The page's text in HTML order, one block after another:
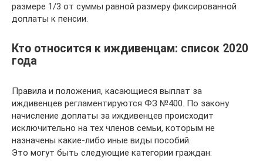
размере 1/3 от суммы равной размеру фиксированной
доплаты к пенсии.
Кто относится к иждивенцам: список 2020
года
Правила и положения, касающиеся выплат за
иждивенцев регламентируются ФЗ №400. По закону
начисление доплаты за иждивенцев происходит
исключительно на тех членов семьи, которым не
назначены какие-либо иные виды пособий.
Это могут быть следующие категории граждан: